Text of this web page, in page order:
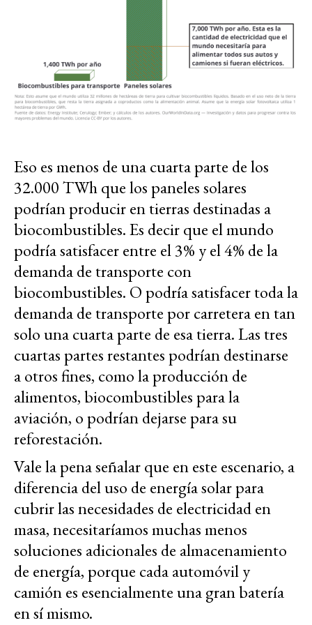
Eso es menos de una cuarta parte de los
32.000 TWh que los paneles solares
podrían producir en tierras destinadas a
biocombustibles. Es decir que el mundo
podría satisfacer entre el 3% y el 4% de la
demanda de transporte con
biocombustibles. O podría satisfacer toda la
demanda de transporte por carretera en tan
solo una cuarta parte de esa tierra. Las tres
cuartas partes restantes podrían destinarse
a otros fines, como la producción de
alimentos, biocombustibles para la
aviación, o podrían dejarse para su
reforestación.
Vale la pena señalar que en este escenario, a
diferencia del uso de energía solar para
cubrir las necesidades de electricidad en
masa, necesitaríamos muchas menos
soluciones adicionales de almacenamiento
de energía, porque cada automóvil y
camión es esencialmente una gran batería
en sí mismo.